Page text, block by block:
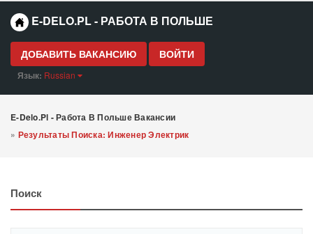
E-DELO.PL - РАБОТА В ПОЛЬШЕ
ДОБАВИТЬ ВАКАНСИЮ ВОЙТИ
Язык: Russian
E-Delo.pl - Работа В Польше Вакансии
» Результаты Поиска: Инженер Электрик
Поиск